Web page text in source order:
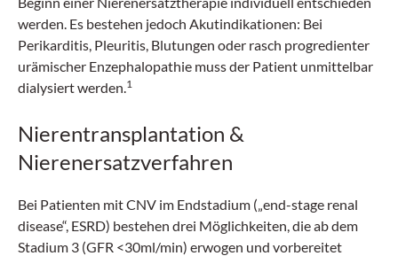
werden. Es bestehen jedoch Akutindikationen: Bei
Perikarditis, Pleuritis, Blutungen oder rasch progredienter
urämischer Enzephalopathie muss der Patient unmittelbar
dialysiert werden.1
Nierentransplantation &
Nierenersatzverfahren
Bei Patienten mit CNV im Endstadium („end-stage renal
disease“, ESRD) bestehen drei Möglichkeiten, die ab dem
Stadium 3 (GFR <30ml/min) erwogen und vorbereitet